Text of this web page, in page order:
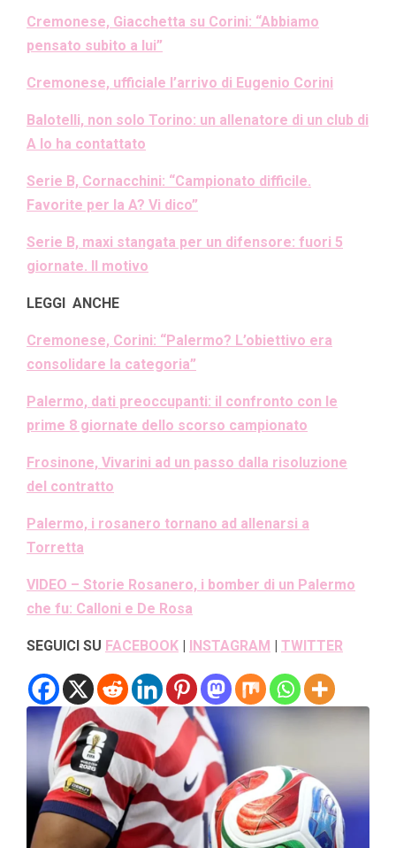
Cremonese, Giacchetta su Corini: “Abbiamo
pensato subito a lui”
Cremonese, ufficiale l’arrivo di Eugenio Corini
Balotelli, non solo Torino: un allenatore di un club di
A lo ha contattato
Serie B, Cornacchini: “Campionato difficile.
Favorite per la A? Vi dico”
Serie B, maxi stangata per un difensore: fuori 5
giornate. Il motivo
LEGGI ANCHE
Cremonese, Corini: “Palermo? L’obiettivo era
consolidare la categoria”
Palermo, dati preoccupanti: il confronto con le
prime 8 giornate dello scorso campionato
Frosinone, Vivarini ad un passo dalla risoluzione
del contratto
Palermo, i rosanero tornano ad allenarsi a
Torretta
VIDEO – Storie Rosanero, i bomber di un Palermo
che fu: Calloni e De Rosa
SEGUICI SU FACEBOOK | INSTAGRAM | TWITTER